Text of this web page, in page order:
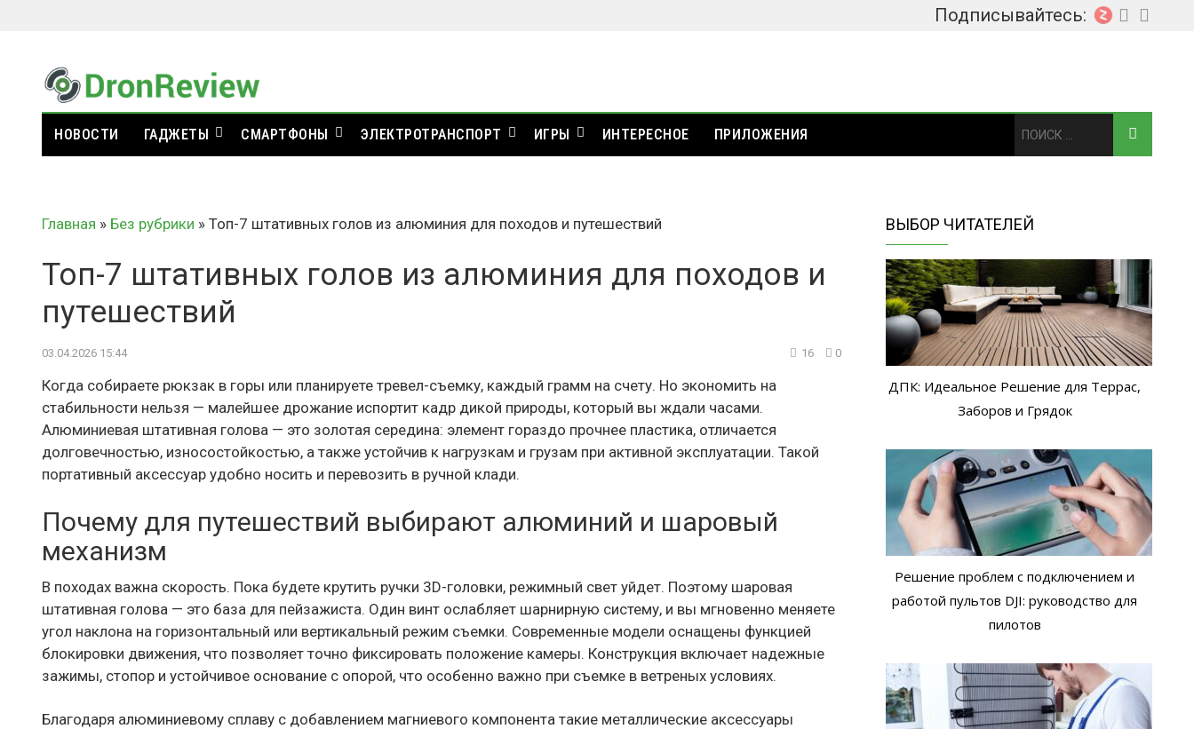
Подписывайтесь:
НОВОСТИ ГАДЖЕТЫ СМАРТФОНЫ ЭЛЕКТРОТРАНСПОРТ ИГРЫ ИНТЕРЕСНОЕ ПРИЛОЖЕНИЯ
Главная » Без рубрики » Топ-7 штативных голов из алюминия для походов и путешествий
Топ-7 штативных голов из алюминия для походов и
путешествий
03.04.2026 15:44 16 0
Когда собираете рюкзак в горы или планируете тревел-съемку, каждый грамм на счету. Но экономить на
стабильности нельзя — малейшее дрожание испортит кадр дикой природы, который вы ждали часами.
Алюминиевая штативная голова — это золотая середина: элемент гораздо прочнее пластика, отличается
долговечностью, износостойкостью, а также устойчив к нагрузкам и грузам при активной эксплуатации. Такой
портативный аксессуар удобно носить и перевозить в ручной клади.
Почему для путешествий выбирают алюминий и шаровый
механизм
В походах важна скорость. Пока будете крутить ручки 3D-головки, режимный свет уйдет. Поэтому шаровая
штативная голова — это база для пейзажиста. Один винт ослабляет шарнирную систему, и вы мгновенно меняете
угол наклона на горизонтальный или вертикальный режим съемки. Современные модели оснащены функцией
блокировки движения, что позволяет точно фиксировать положение камеры. Конструкция включает надежные
зажимы, стопор и устойчивое основание с опорой, что особенно важно при съемке в ветреных условиях.
Благодаря алюминиевому сплаву с добавлением магниевого компонента такие металлические аксессуары
ВЫБОР ЧИТАТЕЛЕЙ
ДПК: Идеальное Решение для Террас,
Заборов и Грядок
Решение проблем с подключением и
работой пультов DJI: руководство для
пилотов